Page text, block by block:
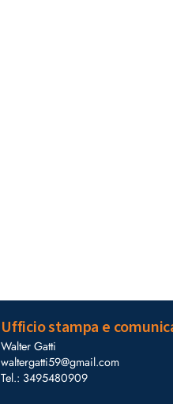
Ufficio stampa e
Walter Gatti
waltergatti59@gmail.com
Tel.: 3495480909